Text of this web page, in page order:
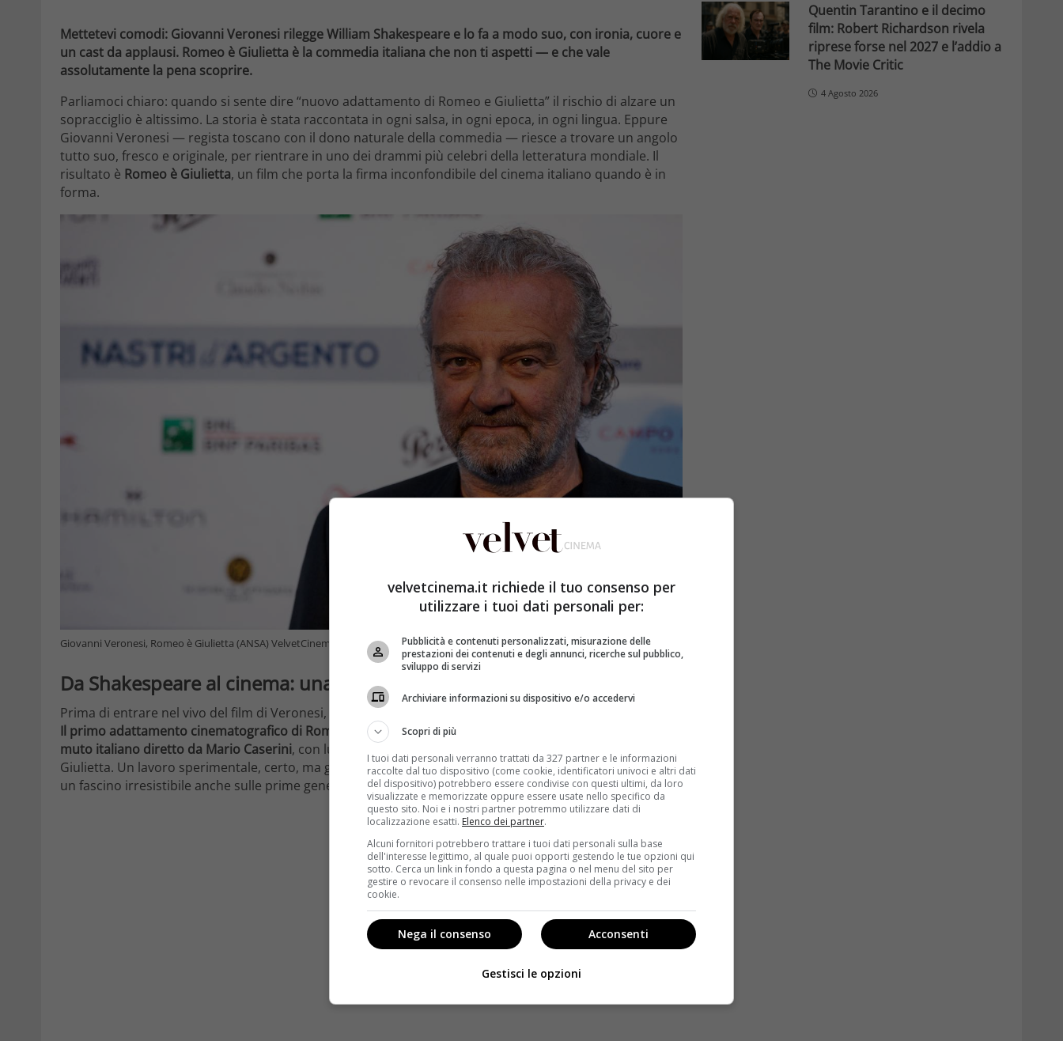
Mettetevi comodi: Giovanni Veronesi rilegge William Shakespeare e lo fa a modo suo, con ironia, cuore e
un cast da applausi. Romeo è Giulietta è la commedia italiana che non ti aspetti — e che vale
assolutamente la pena scoprire.
Parliamoci chiaro: quando si sente dire “nuovo adattamento di Romeo e Giulietta” il rischio di alzare un
sopracciglio è altissimo. La storia è stata raccontata in ogni salsa, in ogni epoca, in ogni lingua. Eppure
Giovanni Veronesi — regista toscano con il dono naturale della commedia — riesce a trovare un angolo
tutto suo, fresco e originale, per rientrare in uno dei drammi più celebri della letteratura mondiale. Il
risultato è Romeo è Giulietta, un film che porta la firma inconfondibile del cinema italiano quando è in
forma.
Giovanni Veronesi, Romeo è Giulietta (ANSA) VelvetCinema.it
Da Shakespeare al cinema: una storia lunga più di un secolo
Prima di entrare nel vivo del film di Veronesi, vale la pena fare un passo indietro — anzi, parecchi passi.
Il primo adattamento cinematografico di Romeo e Giulietta risale addirittura al 1908: un cortometraggio
muto italiano diretto da Mario Caserini, con lui stesso protagonista e Maria Caserini nei panni di
Giulietta. Un lavoro sperimentale, certo, ma già capace di dimostrare quanto questa storia esercitasse
un fascino irresistibile anche sulle prime generazioni di cineasti.
Quentin Tarantino e il decimo
film: Robert Richardson rivela
riprese forse nel 2027 e l’addio a
The Movie Critic
4 Agosto 2026
velvetcinema.it richiede il tuo consenso per
utilizzare i tuoi dati personali per:
Pubblicità e contenuti personalizzati, misurazione delle
prestazioni dei contenuti e degli annunci, ricerche sul pubblico,
sviluppo di servizi
Archiviare informazioni su dispositivo e/o accedervi
Scopri di più
I tuoi dati personali verranno trattati da 327 partner e le informazioni
raccolte dal tuo dispositivo (come cookie, identificatori univoci e altri dati
del dispositivo) potrebbero essere condivise con questi ultimi, da loro
visualizzate e memorizzate oppure essere usate nello specifico da
questo sito. Noi e i nostri partner potremmo utilizzare dati di
localizzazione esatti. Elenco dei partner.
Alcuni fornitori potrebbero trattare i tuoi dati personali sulla base
dell'interesse legittimo, al quale puoi opporti gestendo le tue opzioni qui
sotto. Cerca un link in fondo a questa pagina o nel menu del sito per
gestire o revocare il consenso nelle impostazioni della privacy e dei
cookie.
Acconsenti
Nega il consenso
Gestisci le opzioni